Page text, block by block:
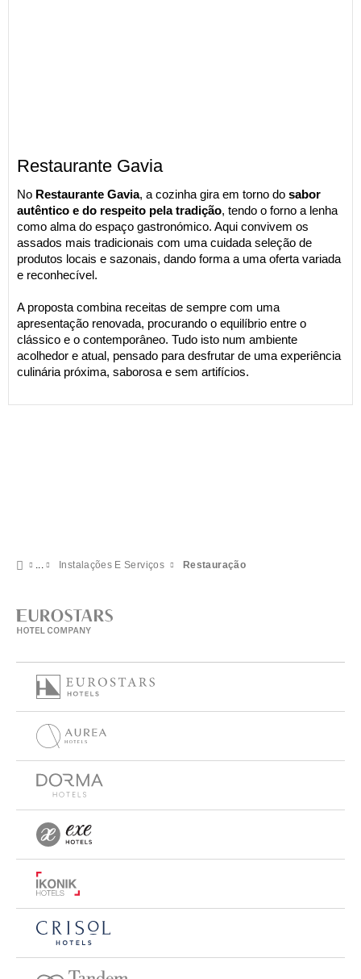
Restaurante Gavia
No Restaurante Gavia, a cozinha gira em torno do sabor
autêntico e do respeito pela tradição, tendo o forno a lenha
como alma do espaço gastronómico. Aqui convivem os
assados mais tradicionais com uma cuidada seleção de
produtos locais e sazonais, dando forma a uma oferta variada
e reconhecível.
A proposta combina receitas de sempre com uma
apresentação renovada, procurando o equilíbrio entre o
clássico e o contemporâneo. Tudo isto num ambiente
acolhedor e atual, pensado para desfrutar de uma experiência
culinária próxima, saborosa e sem artifícios.
Instalações E Serviços Restauração